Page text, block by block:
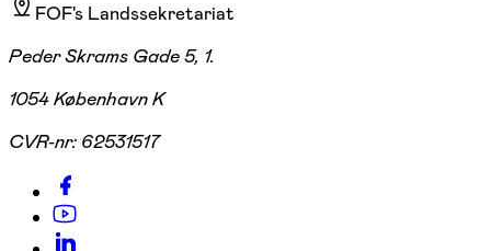
FOF's Landssekretariat
Peder Skrams Gade 5, 1.
1054 København K
CVR-nr: 62531517